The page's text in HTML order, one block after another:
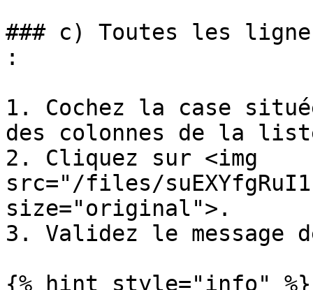
### c) Toutes les
:
1. Cochez la case
des colonnes de la liste
2. Cliquez sur <img
src="/files/
size="original">.
3. Validez le message
{% hint style="info" %}